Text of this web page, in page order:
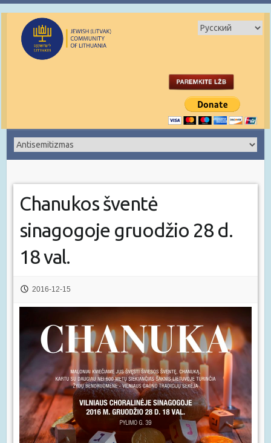
Chanukos šventė
sinagogoje gruodžio 28 d.
18 val.
2016-12-15